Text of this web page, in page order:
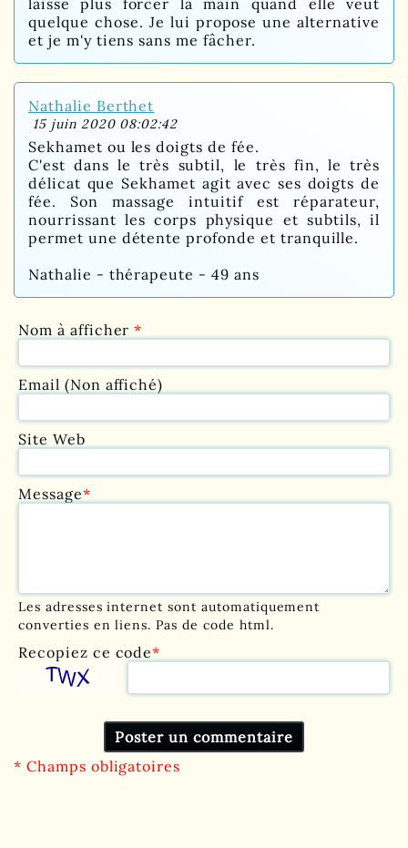
laisse plus forcer la main quand elle veut
quelque chose. Je lui propose une alternative
et je m'y tiens sans me fâcher.
Nathalie Berthet
15 juin 2020 08:02:42
Sekhamet ou les doigts de fée.
C'est dans le très subtil, le très fin, le très
délicat que Sekhamet agit avec ses doigts de
fée. Son massage intuitif est réparateur,
nourrissant les corps physique et subtils, il
permet une détente profonde et tranquille.
Nathalie - thérapeute - 49 ans
Nom à afficher*
Email (Non affiché)
Site Web
Message*
Les adresses internet sont automatiquement
converties en liens. Pas de code html.
Recopiez ce code*
* Champs obligatoires